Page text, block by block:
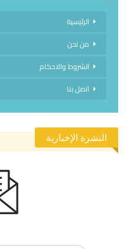
الرئيسية
من نحن
الشروط والاحكام
اتصل بنا
النشرة الإخبارية